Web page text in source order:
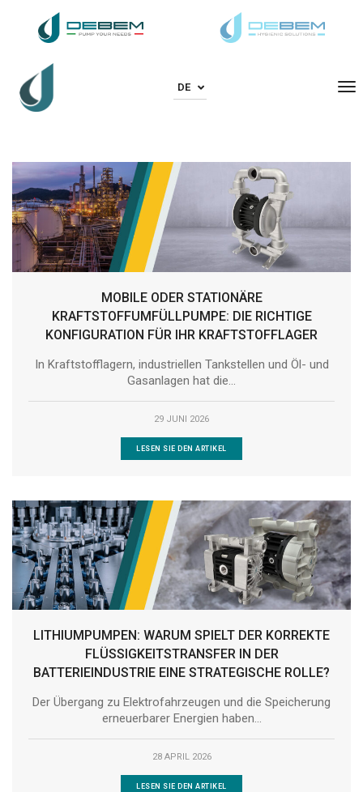
DE
MOBILE ODER STATIONÄRE
KRAFTSTOFFUMFÜLLPUMPE: DIE RICHTIGE
KONFIGURATION FÜR IHR KRAFTSTOFFLAGER
In Kraftstofflagern, industriellen Tankstellen und Öl- und
Gasanlagen hat die...
29 JUNI 2026
LESEN SIE DEN ARTIKEL
LITHIUMPUMPEN: WARUM SPIELT DER KORREKTE
FLÜSSIGKEITSTRANSFER IN DER
BATTERIEINDUSTRIE EINE STRATEGISCHE ROLLE?
Der Übergang zu Elektrofahrzeugen und die Speicherung
erneuerbarer Energien haben...
28 APRIL 2026
LESEN SIE DEN ARTIKEL